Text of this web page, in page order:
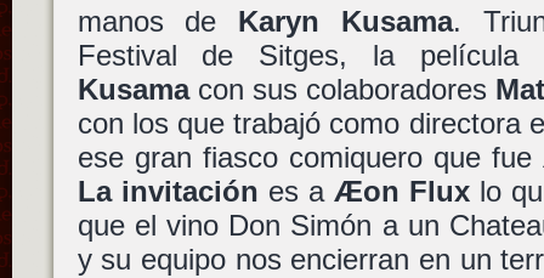
manos de Karyn Kusama.
Festival de Sitges, la película
Kusamacon sus colaboradores
con los que trabajó como directora
ese gran fiasco comiquero que fue
La invitación es a Æon Fluxlo
que el vino Don Simón a un
y su equipo nos encierran en un